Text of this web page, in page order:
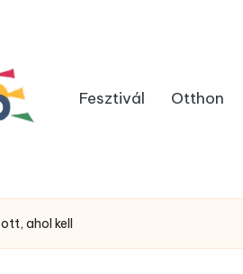
Fesztivál Otthon
ahol kell